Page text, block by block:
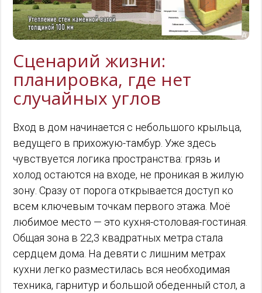
Сценарий жизни:
планировка, где нет
случайных углов
Вход в дом начинается с небольшого крыльца,
ведущего в прихожую-тамбур. Уже здесь
чувствуется логика пространства: грязь и
холод остаются на входе, не проникая в жилую
зону. Сразу от порога открывается доступ ко
всем ключевым точкам первого этажа. Моё
любимое место — это кухня-столовая-гостиная.
Общая зона в 22,3 квадратных метра стала
сердцем дома. На девяти с лишним метрах
кухни легко разместилась вся необходимая
техника, гарнитур и большой обеденный стол, а